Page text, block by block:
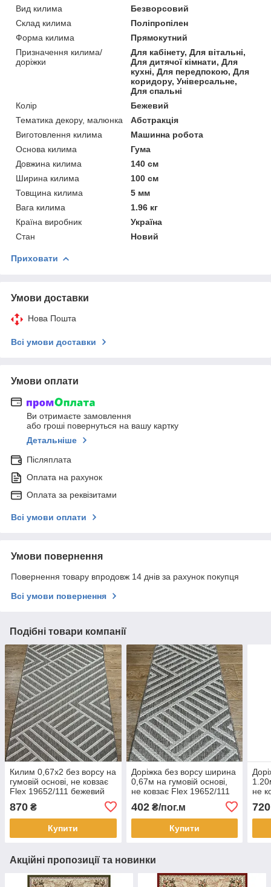
Вид килима
Безворсовий
Склад килима
Поліпропілен
Форма килима
Прямокутний
Призначення килима/
доріжки
Для кабінету, Для вітальні,
Для дитячої кімнати, Для
кухні, Для передпокою, Для
коридору, Універсальне,
Для спальні
Колір
Бежевий
Тематика декору, малюнка
Абстракція
Виготовлення килима
Машинна робота
Основа килима
Гума
Довжина килима
140 см
Ширина килима
100 см
Товщина килима
5 мм
Вага килима
1.96 кг
Країна виробник
Україна
Стан
Новий
Приховати
Умови доставки
Нова Пошта
Всі умови доставки
Умови оплати
Ви отримаєте замовлення
або гроші повернуться на вашу картку
Детальніше
Післяплата
Оплата на рахунок
Оплата за реквізитами
Всі умови оплати
Умови повернення
Повернення товару впродовж 14 днів за рахунок покупця
Всі умови повернення
Подібні товари компанії
Килим 0,67х2 без ворсу на
гумовій основі, не ковзає
Flex 19652/111 бежевий
870 ₴
Купити
Доріжка без ворсу ширина
0,67м на гумовій основі,
не ковзає Flex 19652/111
402₴/пог.м
Купити
не
720
Акційні пропозиції та новинки